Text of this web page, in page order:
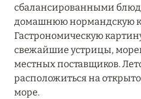
сбалансированными
домашнюю нормандскую
Гастрономическую
свежайшие устрицы,
местных поставщиков.
расположиться на
море.